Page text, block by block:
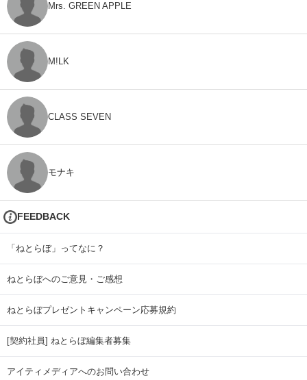
Mrs. GREEN APPLE
M!LK
CLASS SEVEN
モナキ
FEEDBACK
「ねとらぼ」ってなに？
ねとらぼへのご意見・ご感想
ねとらぼプレゼントキャンペーン応募規約
[契約社員] ねとらぼ編集者募集
アイティメディアへのお問い合わせ